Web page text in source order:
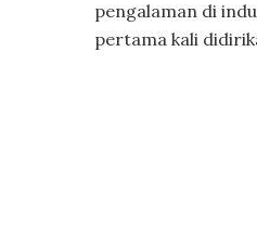
pengalaman di
pertama kali